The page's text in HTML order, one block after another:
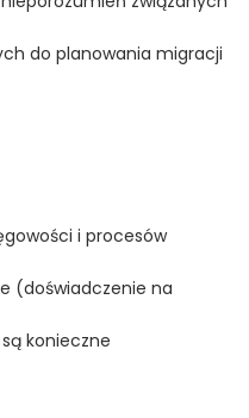
do planowania migracji
i procesów
(doświadczenie na
konieczne